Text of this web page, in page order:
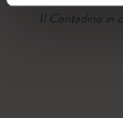
Il Contadino in